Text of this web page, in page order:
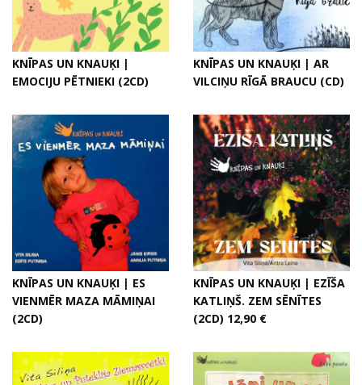
KNĪPAS UN KNAUĶI |
EMOCIJU PĒTNIEKI (2CD)
KNĪPAS UN KNAUĶI | AR
VILCIŅU RĪGĀ BRAUCU (CD)
KNĪPAS UN KNAUĶI | ES
VIENMĒR MAZA MĀMIŅAI
(2CD)
KNĪPAS UN KNAUĶI | EZĪŠA
KATLIŅŠ. ZEM SĒNĪTES
(2CD) 12,90 €